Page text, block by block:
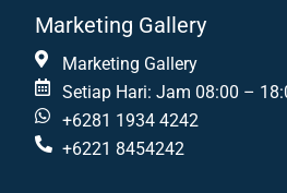
Marketing Gallery
Marketing Gallery
Setiap Hari: Jam 08:00 –
+6281 1934 4242
+6221 8454242